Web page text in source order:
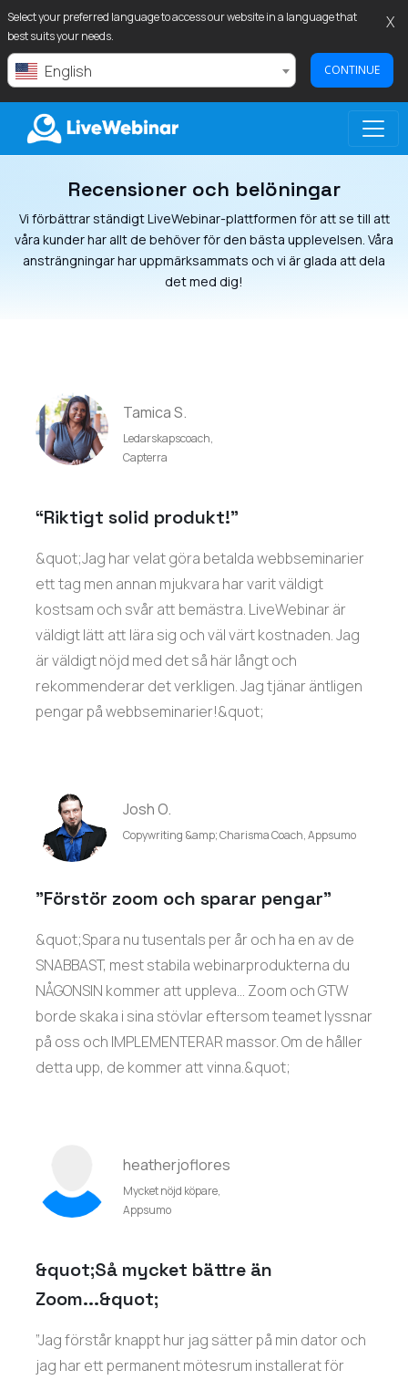
Select your preferred language to access our website in a language that
best suits your needs.
English CONTINUE
X
LIVEWEBINAR.COM
Recensioner och belöningar
Vi förbättrar ständigt LiveWebinar-plattformen för att se till att
våra kunder har allt de behöver för den bästa upplevelsen. Våra
ansträngningar har uppmärksammats och vi är glada att dela
det med dig!
Tamica S.
Ledarskapscoach,
Capterra
“Riktigt solid produkt!”
&quot;Jag har velat göra betalda webbseminarier
ett tag men annan mjukvara har varit väldigt
kostsam och svår att bemästra. LiveWebinar är
väldigt lätt att lära sig och väl värt kostnaden. Jag
är väldigt nöjd med det så här långt och
rekommenderar det verkligen. Jag tjänar äntligen
pengar på webbseminarier!&quot;
Josh O.
Copywriting &amp; Charisma Coach, Appsumo
"Förstör zoom och sparar pengar"
&quot;Spara nu tusentals per år och ha en av de
SNABBAST, mest stabila webinarprodukterna du
NÅGONSIN kommer att uppleva... Zoom och GTW
borde skaka i sina stövlar eftersom teamet lyssnar
på oss och IMPLEMENTERAR massor. Om de håller
detta upp, de kommer att vinna.&quot;
heatherjoflores
Mycket nöjd köpare,
Appsumo
&quot;Så mycket bättre än
Zoom...&quot;
”Jag förstår knappt hur jag sätter på min dator och
jag har ett permanent mötesrum installerat för